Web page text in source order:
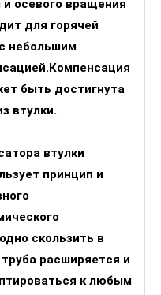
осевого вращения
для горячей
небольшим
быть достигнута
втулки.
втулки
принцип и
скользить в
расширяется и
к любым